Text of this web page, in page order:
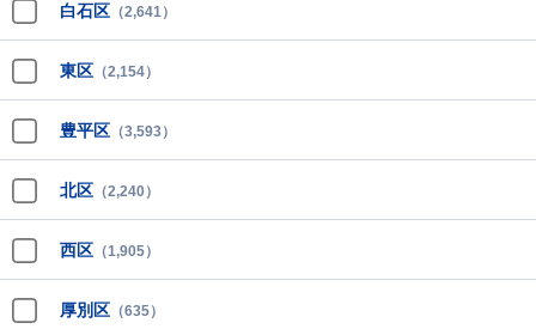
白石区 （2,641）
東区 （2,154）
豊平区 （3,593）
北区 （2,240）
西区 （1,905）
厚別区 （635）